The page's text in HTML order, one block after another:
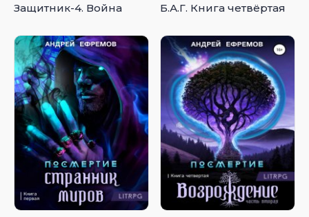
Защитник-4. Война Б.А.Г. Книга четвёртая